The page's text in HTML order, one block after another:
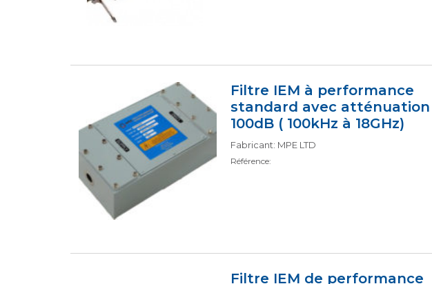
Filtre IEM à performance
standard avec atténuation
100dB ( 100kHz à 18GHz)
Fabricant: MPE LTD
Référence:
Filtre IEM de performance